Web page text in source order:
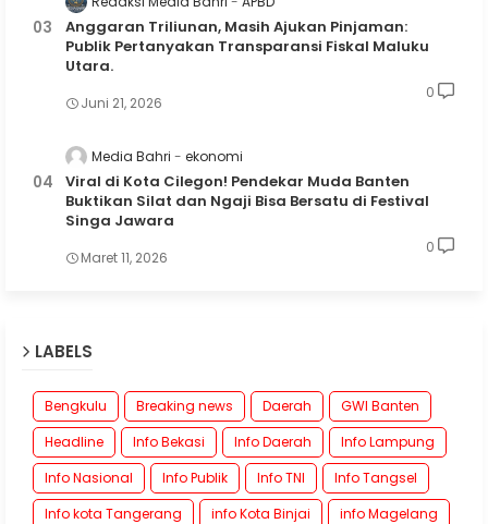
Anggaran Triliunan, Masih Ajukan Pinjaman:
Publik Pertanyakan Transparansi Fiskal Maluku
Utara.
Juni 21, 2026
0
Media Bahri ekonomi
Viral di Kota Cilegon! Pendekar Muda Banten
Buktikan Silat dan Ngaji Bisa Bersatu di Festival
Singa Jawara
Maret 11, 2026
0
LABELS
Bengkulu Breaking news Daerah
GWI Banten
Headline
Info Bekasi Info Daerah
Info Lampung
Info Nasional
Info Publik Info TNI
Info Tangsel
Info kota Tangerang
info Kota Binjai
info Magelang